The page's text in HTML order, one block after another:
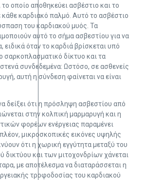
οποίο αποθηκεύει ασβέστιο και το
καρδιακό παλμό. Αυτό το ασβέστιο
του καρδιακού μυός. Τα
αυτό το σήμα ασβεστίου για να
ειδικά όταν το καρδιά βρίσκεται υπό
σαρκοπλασματικό δίκτυο και τα
στενά συνδεδεμένα: Ωστόσο, σε ασθενείς
αυτή η σύνδεση φαίνεται να είναι
δείξει ότι η πρόσληψη ασβεστίου από
στην κολπική μαρμαρυγή και η
φορέων ενέργειας παραμένει
μικροσκοπικές εικόνες υψηλής
ότι η χωρική εγγύτητα μεταξύ του
δικτύου και των μιτοχονδρίων χάνεται
με αποτέλεσμα να διαταράσσεται η
τροφοδοσίας του καρδιακού